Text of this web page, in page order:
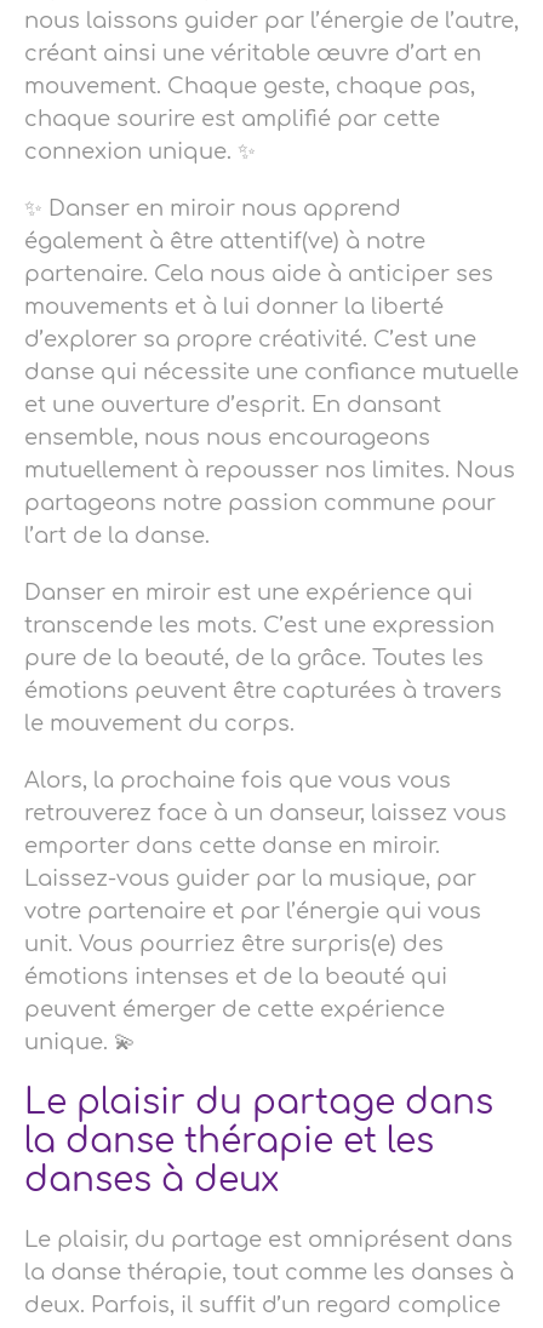
nous laissons guider par l’énergie de l’autre,
créant ainsi une véritable œuvre d’art en
mouvement. Chaque geste, chaque pas,
chaque sourire est amplifié par cette
connexion unique. ✨
✨ Danser en miroir nous apprend
également à être attentif(ve) à notre
partenaire. Cela nous aide à anticiper ses
mouvements et à lui donner la liberté
d’explorer sa propre créativité. C’est une
danse qui nécessite une confiance mutuelle
et une ouverture d’esprit. En dansant
ensemble, nous nous encourageons
mutuellement à repousser nos limites. Nous
partageons notre passion commune pour
l’art de la danse.
Danser en miroir est une expérience qui
transcende les mots. C’est une expression
pure de la beauté, de la grâce. Toutes les
émotions peuvent être capturées à travers
le mouvement du corps.
Alors, la prochaine fois que vous vous
retrouverez face à un danseur, laissez vous
emporter dans cette danse en miroir.
Laissez-vous guider par la musique, par
votre partenaire et par l’énergie qui vous
unit. Vous pourriez être surpris(e) des
émotions intenses et de la beauté qui
peuvent émerger de cette expérience
unique. 💫
Le plaisir du partage dans
la danse thérapie et les
danses à deux
Le plaisir, du partage est omniprésent dans
la danse thérapie, tout comme les danses à
deux. Parfois, il suffit d’un regard complice